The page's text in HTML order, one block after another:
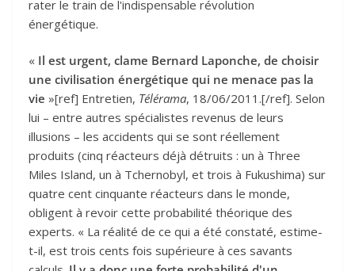
rater le train de l'indispensable révolution
énergétique.
« Il est urgent, clame Bernard Laponche, de choisir
une civilisation énergétique qui ne menace pas la
vie »[ref] Entretien, Télérama, 18/06/2011.[/ref]. Selon
lui – entre autres spécialistes revenus de leurs
illusions – les accidents qui se sont réellement
produits (cinq réacteurs déjà détruits : un à Three
Miles Island, un à Tchernobyl, et trois à Fukushima) sur
quatre cent cinquante réacteurs dans le monde,
obligent à revoir cette probabilité théorique des
experts. « La réalité de ce qui a été constaté, estime-
t-il, est trois cents fois supérieure à ces savants